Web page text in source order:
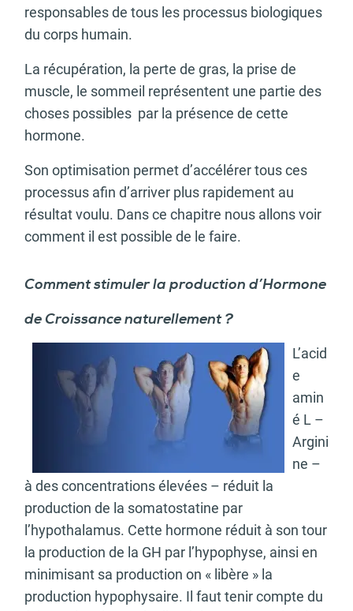
responsables de tous les processus biologiques
du corps humain.
La récupération, la perte de gras, la prise de
muscle, le sommeil représentent une partie des
choses possibles par la présence de cette
hormone.
Son optimisation permet d’accélérer tous ces
processus afin d’arriver plus rapidement au
résultat voulu. Dans ce chapitre nous allons voir
comment il est possible de le faire.
Comment stimuler la production d’Hormone
de Croissance naturellement ?
L’acid
e
amin
é L –
Argini
ne –
à des concentrations élevées – réduit la
production de la somatostatine par
l’hypothalamus. Cette hormone réduit à son tour
la production de la GH par l’hypophyse, ainsi en
minimisant sa production on « libère » la
production hypophysaire. Il faut tenir compte du